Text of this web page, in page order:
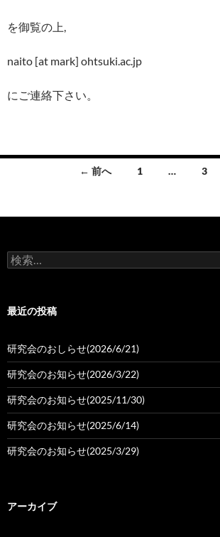
を御覧の上,
naito [at mark] ohtsuki.ac.jp
にご連絡下さい。
ナ
ゲ
シ
ョ
ン
← 前へ 1 … 3
検
索:
最近の投稿
研究会のおしらせ(2026/6/21)
研究会のお知らせ(2026/3/22)
研究会のお知らせ(2025/11/30)
研究会のお知らせ(2025/6/14)
研究会のお知らせ(2025/3/29)
アーカイブ